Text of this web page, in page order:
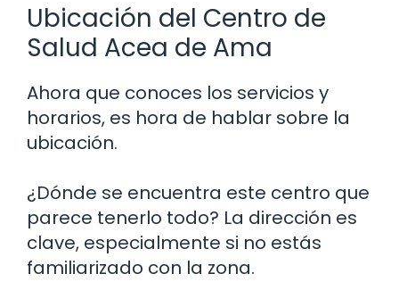
Ubicación del Centro de
Salud Acea de Ama
Ahora que conoces los servicios y
horarios, es hora de hablar sobre la
ubicación.
¿Dónde se encuentra este centro que
parece tenerlo todo? La dirección es
clave, especialmente si no estás
familiarizado con la zona.